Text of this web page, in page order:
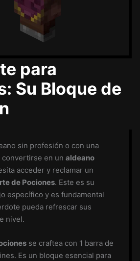
para
Su Bloque de
sin profesión o con una
en un aldeano
acceder y reclamar un
de Pociones. Este es su
específico y es fundamental
pueda refrescar sus
nivel.
se craftea con 1 barra de
Es un bloque esencial para